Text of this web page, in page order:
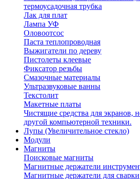
термоусадочная трубка
Лак для плат
Лампа УФ
Оловоотсос
Паста теплопроводная
Выжигатели по дереву
Пистолеты клеевые
Фиксатор резьбы
Смазочные материалы
Ультразвуковые ванны
Текстолит
Макетные платы
Чистящие средства для экранов,
другой компьютерной техники.
Лупы (Увеличительное стекло)
Модули
Магниты
Поисковые магниты
Магнитные держатели
Магнитные держатели для сварки